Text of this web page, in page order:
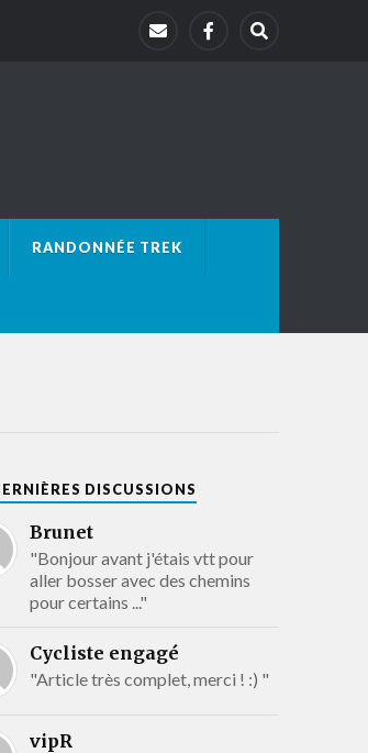
RANDONNÉE TREK
DISCUSSIONS
Brunet
"Bonjour avant j'étais vtt pour
aller bosser avec des chemins
pour certains ..."
Cycliste engagé
"Article très complet, merci ! :) "
vipR